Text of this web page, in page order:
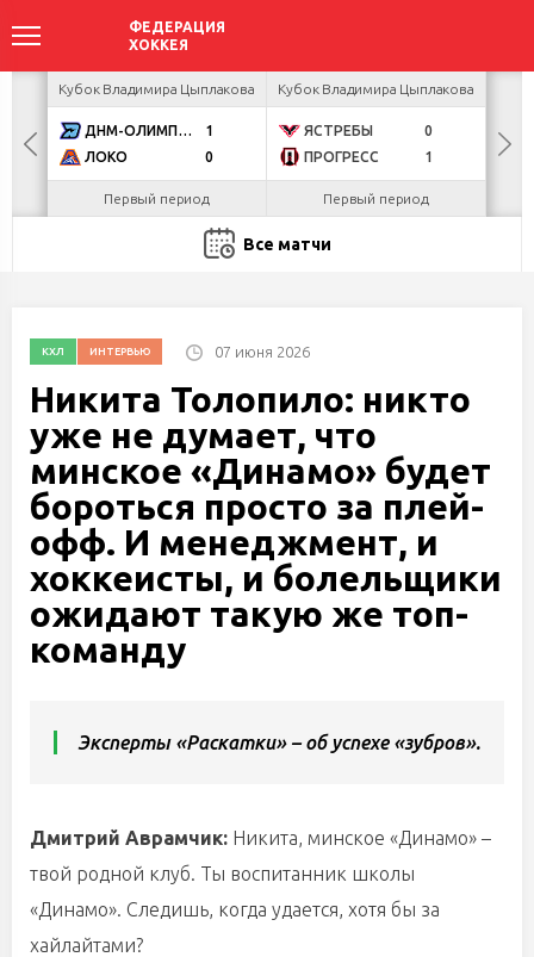
Кубок Владимира Цыплакова
ДНМ-ОЛИМПИК
1
ЛОКО
0
Первый период
Кубок Владимира Цыплакова
ЯСТРЕБЫ
0
ПРОГРЕСС
1
Первый период
Все матчи
КХЛ ИНТЕРВЬЮ 07 июня 2026
Никита Толопило: никто
уже не думает, что
минское «Динамо» будет
бороться просто за плей-
офф. И менеджмент, и
хоккеисты, и болельщики
ожидают такую же топ-
команду
Эксперты «Раскатки» – об успехе «зубров».
Дмитрий Аврамчик: Никита, минское «Динамо» –
твой родной клуб. Ты воспитанник школы
«Динамо». Следишь, когда удается, хотя бы за
хайлайтами?